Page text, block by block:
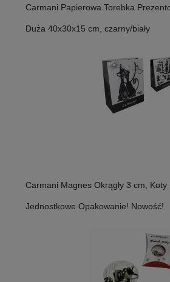
Carmani Papierowa Torebka
Duża 40x30x15 cm, czarny/biały
Carmani Magnes Okrągły 3 cm,
Jednostkowe Opakowanie! Nowość!